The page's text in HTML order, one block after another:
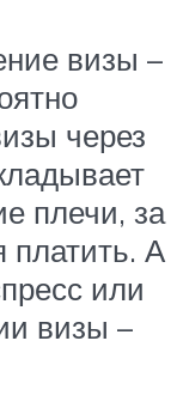
визы –
через
плечи, за
платить. А
или
визы –